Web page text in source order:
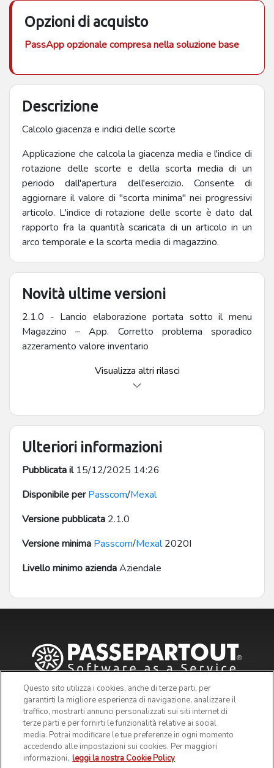
Opzioni di acquisto
PassApp opzionale compresa nella soluzione base
Descrizione
Calcolo giacenza e indici delle scorte
Applicazione che calcola la giacenza media e l'indice di
rotazione delle scorte e della scorta media di un
periodo dall'apertura dell'esercizio. Consente di
aggiornare il valore di "scorta minima" nei progressivi
articolo. L'indice di rotazione delle scorte è dato dal
rapporto fra la quantità scaricata di un articolo in un
arco temporale e la scorta media di magazzino.
Novità ultime versioni
2.1.0 - Lancio elaborazione portata sotto il menu
Magazzino – App. Corretto problema sporadico
azzeramento valore inventario
Visualizza altri rilasci
Ulteriori informazioni
Pubblicata il15/12/2025 14:26
Disponibile per Passcom/Mexal
Versione pubblicata 2.1.0
Versione minima Passcom/Mexal2020I
Livello minimo aziendaAziendale
Questo sito utilizza i cookies, anche di terze parti, per
garantirti la migliore esperienza di navigazione, analizzare il
traffico, mostrarti annunci personalizzati sui siti internet di
terze parti e per fornirti le funzionalità relative ai social
media. Potrai modificare le tue preferenze in ogni momento
accedendo alle impostazioni sui cookies. Per maggiori
informazioni, leggi la nostra Cookie Policy